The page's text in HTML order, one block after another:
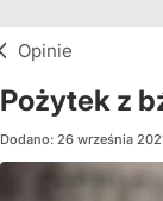
Opinie
Pożytek z
Dodano: 26 września